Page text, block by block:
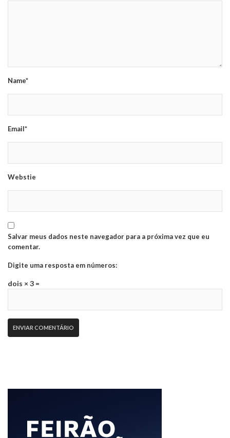
Name*
Email*
Webstie
Salvar meus dados neste navegador para a próxima vez que eu
comentar.
Digite uma resposta em números:
dois × 3 =